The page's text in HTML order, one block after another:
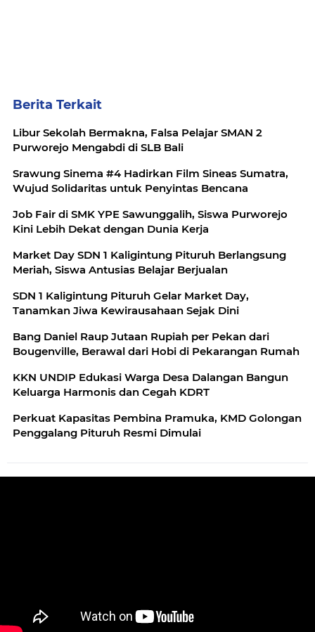
Berita Terkait
Libur Sekolah Bermakna, Falsa Pelajar SMAN 2
Purworejo Mengabdi di SLB Bali
Srawung Sinema #4 Hadirkan Film Sineas Sumatra,
Wujud Solidaritas untuk Penyintas Bencana
Job Fair di SMK YPE Sawunggalih, Siswa Purworejo
Kini Lebih Dekat dengan Dunia Kerja
Market Day SDN 1 Kaligintung Pituruh Berlangsung
Meriah, Siswa Antusias Belajar Berjualan
SDN 1 Kaligintung Pituruh Gelar Market Day,
Tanamkan Jiwa Kewirausahaan Sejak Dini
Bang Daniel Raup Jutaan Rupiah per Pekan dari
Bougenville, Berawal dari Hobi di Pekarangan Rumah
KKN UNDIP Edukasi Warga Desa Dalangan Bangun
Keluarga Harmonis dan Cegah KDRT
Perkuat Kapasitas Pembina Pramuka, KMD Golongan
Penggalang Pituruh Resmi Dimulai